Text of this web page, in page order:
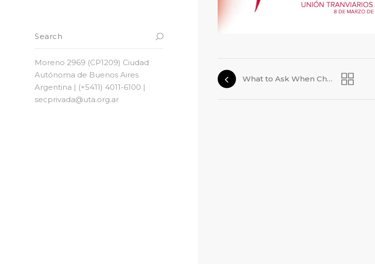
Moreno 2969 (CP1209) Ciudad
Autónoma de Buenos Aires
Argentina | (+5411) 4011-6100 |
secprivada@uta.org.ar
What to Ask When Choosing a Web Designer in Sydney